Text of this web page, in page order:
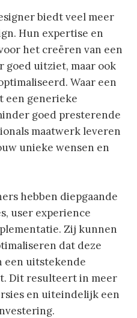
biedt veel meer
Hun expertise en
het creëren van een
goed uitziet, maar ook
Waar een
een generieke
goed presterende
maatwerk leveren
unieke wensen en
hebben diepgaande
user experience
Zij kunnen
dat deze
een uitstekende
Dit resulteert in meer
en uiteindelijk een